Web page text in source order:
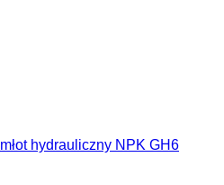
młot hydrauliczny NPK GH6